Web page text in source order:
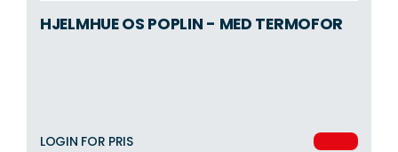
HJELMHUE OS POPLIN - MED TERMOFOR
LOGIN FOR PRIS